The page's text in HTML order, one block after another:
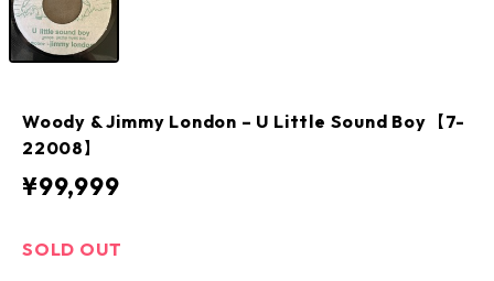
Woody & Jimmy London – U Little Sound Boy【7-
22008】
¥99,999
SOLD OUT